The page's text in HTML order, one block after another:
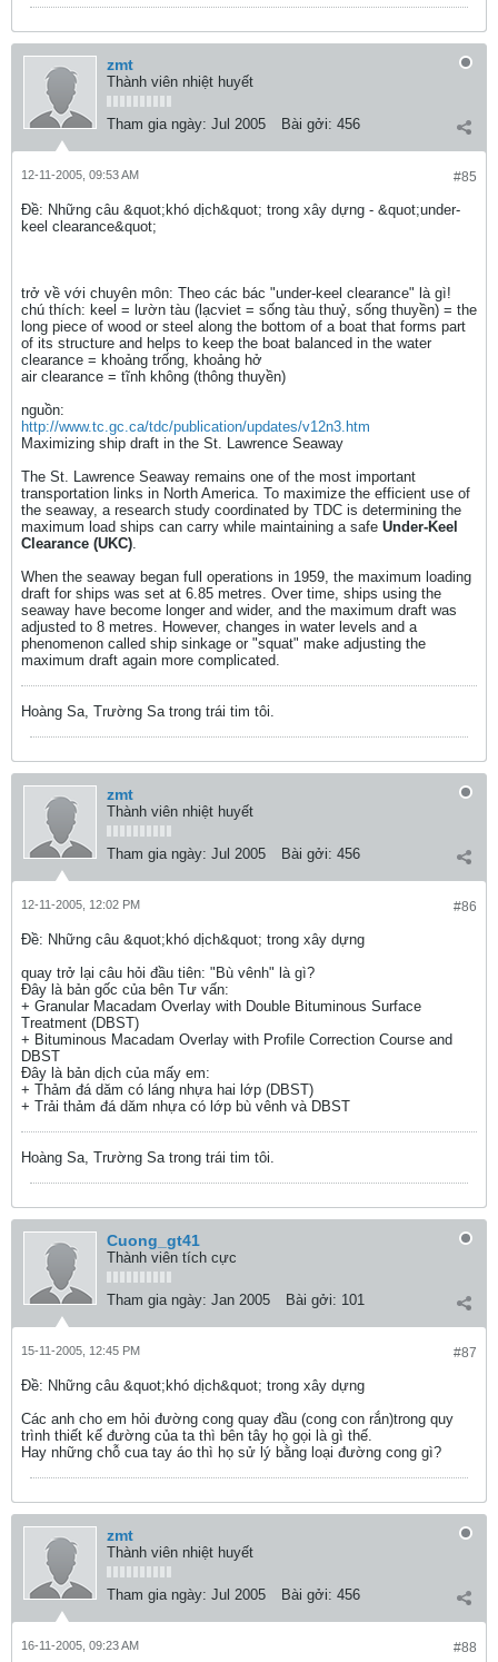
zmt
Thành viên nhiệt huyết
Tham gia ngày: Jul 2005 Bài gởi: 456
#85
12-11-2005, 09:53 AM
Ðề: Những câu &quot;khó dịch&quot; trong xây dựng - &quot;under-
keel clearance&quot;
trở về với chuyên môn: Theo các bác "under-keel clearance" là gì!
chú thích: keel = lườn tàu (lạcviet = sống tàu thuỷ, sống thuyền) = the
long piece of wood or steel along the bottom of a boat that forms part
of its structure and helps to keep the boat balanced in the water
clearance = khoảng trống, khoảng hở
air clearance = tĩnh không (thông thuyền)
nguồn:
http://www.tc.gc.ca/tdc/publication/updates/v12n3.htm
Maximizing ship draft in the St. Lawrence Seaway
The St. Lawrence Seaway remains one of the most important
transportation links in North America. To maximize the efficient use of
the seaway, a research study coordinated by TDC is determining the
maximum load ships can carry while maintaining a safe Under-Keel
Clearance (UKC).
When the seaway began full operations in 1959, the maximum loading
draft for ships was set at 6.85 metres. Over time, ships using the
seaway have become longer and wider, and the maximum draft was
adjusted to 8 metres. However, changes in water levels and a
phenomenon called ship sinkage or "squat" make adjusting the
maximum draft again more complicated.
Hoàng Sa, Trường Sa trong trái tim tôi.
zmt
Thành viên nhiệt huyết
Tham gia ngày: Jul 2005 Bài gởi: 456
#86
12-11-2005, 12:02 PM
Ðề: Những câu &quot;khó dịch&quot; trong xây dựng
quay trở lại câu hỏi đầu tiên: "Bù vênh" là gì?
Đây là bản gốc của bên Tư vấn:
+ Granular Macadam Overlay with Double Bituminous Surface
Treatment (DBST)
+ Bituminous Macadam Overlay with Profile Correction Course and
DBST
Đây là bản dịch của mấy em:
+ Thảm đá dăm có láng nhựa hai lớp (DBST)
+ Trải thảm đá dăm nhựa có lớp bù vênh và DBST
Hoàng Sa, Trường Sa trong trái tim tôi.
Cuong_gt41
Thành viên tích cực
Tham gia ngày: Jan 2005 Bài gởi: 101
#87
15-11-2005, 12:45 PM
Ðề: Những câu &quot;khó dịch&quot; trong xây dựng
Các anh cho em hỏi đường cong quay đầu (cong con rắn)trong quy
trình thiết kế đường của ta thì bên tây họ gọi là gì thế.
Hay những chỗ cua tay áo thì họ sử lý bằng loại đường cong gì?
zmt
Thành viên nhiệt huyết
Tham gia ngày: Jul 2005 Bài gởi: 456
#88
16-11-2005, 09:23 AM